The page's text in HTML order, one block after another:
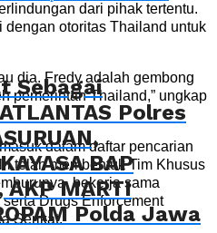
dari pihak tertentu.
dengan otoritas Thailand untuk
dia. Fredy adalah gembong
pemerintah Thailand,” ungkap
dalam daftar pencarian
telah membentuk Tim Khusus
bekerja sama
Drugs Enforcement
Serikat.
Sebagai
Polres
BAP
AKP MARTI
Polda Jawa